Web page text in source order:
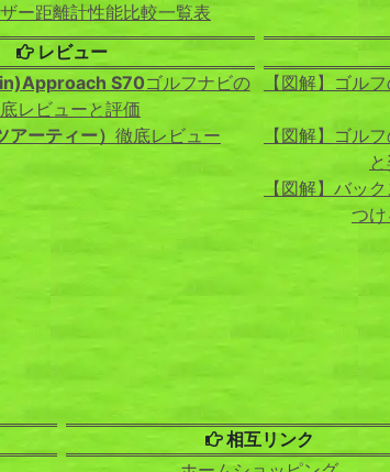
ー距離計性能比較一覧表
レビュー
S70ゴルフナビの
レビューと評価
ーティー） 徹底レビュー
【図解】ゴル
【図解】ゴル
【図解】バッ
つ
相互リンク